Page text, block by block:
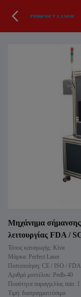
Μηχάνημα σήμανσης
λειτουργίας FDA /
Τόπος καταγωγής: Κίνα
Μάρκα: Perfect Laser
Πιστοποίηση: CE / ISO /
Αριθμό μοντέλου: Pedb-40
Ποσότητα παραγγελίας min:
Τιμή: διαπραγματεύσιμα